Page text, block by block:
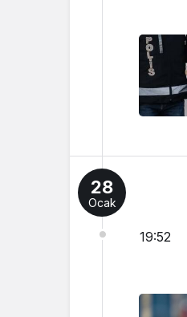
28
Ocak
19:52